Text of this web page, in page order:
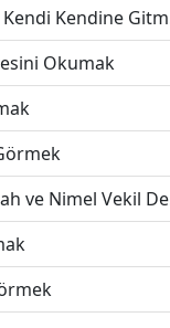
Kendine Gitmesi
Okumak
ve Nimel Vekil Demek